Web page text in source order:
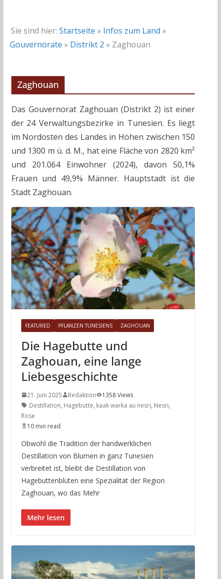
Sie sind hier: Startseite » Infos zum Land »
Gouvernorate » Distrikt 2 » Zaghouan
Zaghouan
Das Gouvernorat Zaghouan (Distrikt 2) ist einer
der 24 Verwaltungsbezirke in Tunesien. Es liegt
im Nordosten des Landes in Höhen zwischen 150
und 1300 m ü. d. M., hat eine Fläche von 2820 km²
und 201.064 Einwohner (2024), davon 50,1%
Frauen und 49,9% Männer. Hauptstadt ist die
Stadt Zaghouan.
FEATURED PFLANZEN TUNESIENS ZAGHOUAN
Die Hagebutte und
Zaghouan, eine lange
Liebesgeschichte
21. Juni 2025 Redaktion
1358 Views
Destillation, Hagebutte, kaak warka au nesri, Nesri,
Rose
10 min read
Obwohl die Tradition der handwerklichen
Destillation von Blumen in ganz Tunesien
verbreitet ist, bleibt die Destillation von
Hagebuttenblüten eine Spezialität der Region
Zaghouan, wo das Mehr
Mehr lesen